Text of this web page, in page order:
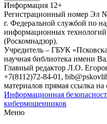
Информация 12+
Регистрационный номер Эл
г. Федеральной службой по
информационных
(Роскомнадзор).
Учредитель – ГБУК
научная библиотека имени
Главный редактор Л.О.
+7(8112)72-84-01,
материалов прямая ссылка на
Информационная
кибермошенников
Меню